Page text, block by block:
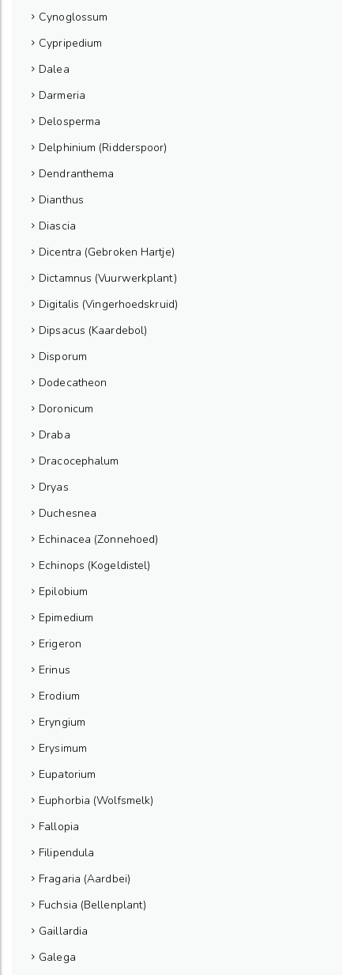
Cynoglossum
Cypripedium
Dalea
Darmeria
Delosperma
Delphinium (Ridderspoor)
Dendranthema
Dianthus
Diascia
Dicentra (Gebroken Hartje)
Dictamnus (Vuurwerkplant)
Digitalis (Vingerhoedskruid)
Dipsacus (Kaardebol)
Disporum
Dodecatheon
Doronicum
Draba
Dracocephalum
Dryas
Duchesnea
Echinacea (Zonnehoed)
Echinops (Kogeldistel)
Epilobium
Epimedium
Erigeron
Erinus
Erodium
Eryngium
Erysimum
Eupatorium
Euphorbia (Wolfsmelk)
Fallopia
Filipendula
Fragaria (Aardbei)
Fuchsia (Bellenplant)
Gaillardia
Galega